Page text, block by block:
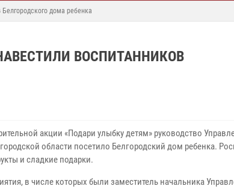
дома ребенка
ВОСПИТАННИКОВ
акции «Подари улыбку детям» руководство
области посетило Белгородский дом ребенка.
и сладкие подарки.
в числе которых были заместитель начальника